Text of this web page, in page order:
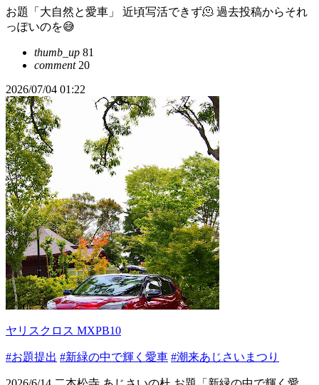
お題「大自然と愛車」 近頃写活できず🫠 過去投稿からそれ
っぽいのを😅
thumb_up 81
comment20
2026/07/04 01:22
ヤリスクロス MXPB10
#お題提出 #新緑の中で輝く愛車 #潮来あじさいまつり